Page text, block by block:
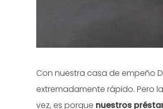
Con nuestra casa de empeño
extremadamente rápido. Pero
vez, es porque nuestros